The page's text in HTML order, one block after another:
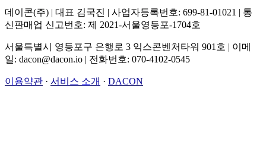
데이콘(주) | 대표 김국진 | 사업자등록번호: 699-81-01021 | 통
신판매업 신고번호: 제 2021-서울영등포-1704호
서울특별시 영등포구 은행로 3 익스콘벤처타워 901호 | 이메
일: dacon@dacon.io | 전화번호: 070-4102-0545
이용약관 · 서비스 소개 · DACON